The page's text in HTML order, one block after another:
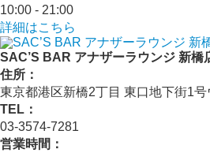
10:00 - 21:00
詳細はこちら
SAC’S BAR アナザーラウンジ 新橋
住所：
東京都港区新橋2丁目 東口地下街1
TEL：
03-3574-7281
営業時間：